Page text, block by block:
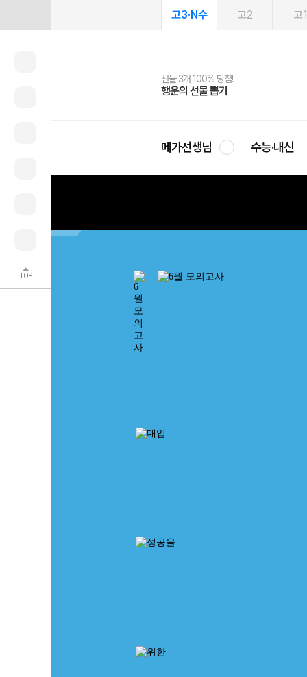
TOP
고3·N수 고2 고1
선물 3개 100% 당첨!
행운의 선물 뽑기
선물 100% 증정!
메가스터디 X 올리브
여름방학 스터디 캐시백
메가런 썸머스쿨
2027 러셀 단과
강사 공개선발
스마트러닝앱
설문 EVENT
메가패스
3일 무료 체험권
메가패스 수강생 무료혜택!
메가클럽 멤버십
사회공헌 캠페인
희망이룸 메가나눔
메가선생님 수능·내신